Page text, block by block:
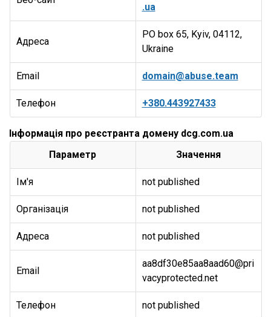
.ua
Адреса
PO box 65, Kyiv, 04112,
Ukraine
Email domain@abuse.team
Телефон +380.443927433
Інформація про реєстранта домену dcg.com.ua
Параметр
Значення
Ім'я not published
Організація not published
Адреса not published
Email
aa8df30e85aa8aad60@pri
vacyprotected.net
Телефон not published